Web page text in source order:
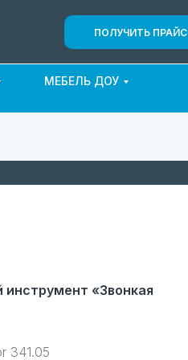
ПОЛУЧИТЬ ПРАЙС
МЕБЕЛЬ ДОУ
«Звонкая
341.05